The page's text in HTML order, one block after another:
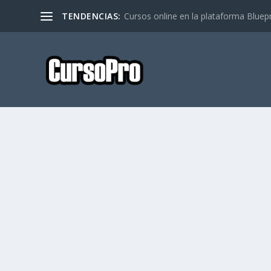
TENDENCIAS: Cursos online en la plataforma